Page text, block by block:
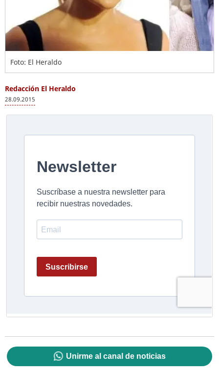
Foto: El Heraldo
Redacción El Heraldo
28.09.2015
Unirme al canal de noticias